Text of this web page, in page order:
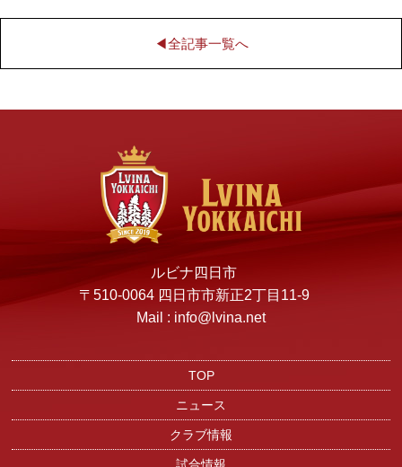
◀︎全記事一覧へ
ルビナ四日市
〒510-0064 四日市市新正2丁目11-9
Mail : info@lvina.net
TOP
ニュース
クラブ情報